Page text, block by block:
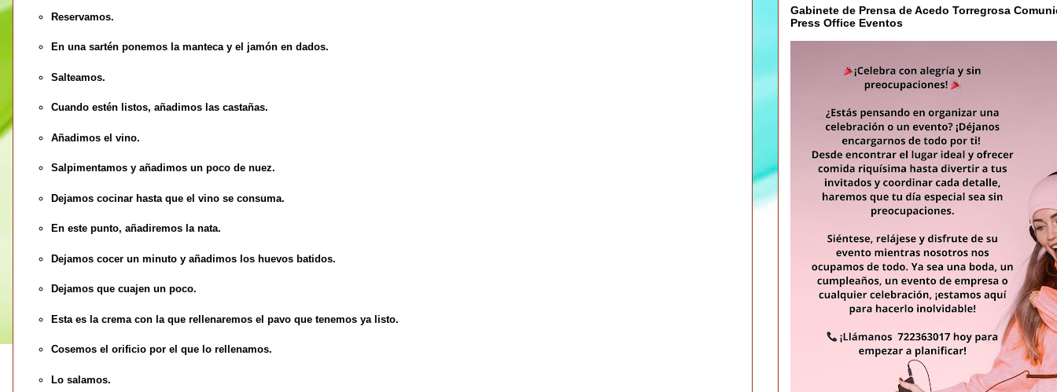
Reservamos.
En una sartén ponemos la manteca y el jamón en dados.
Salteamos.
Cuando estén listos, añadimos las castañas.
Añadimos el vino.
Salpimentamos y añadimos un poco de nuez.
Dejamos cocinar hasta que el vino se consuma.
En este punto, añadiremos la nata.
Dejamos cocer un minuto y añadimos los huevos batidos.
Dejamos que cuajen un poco.
Esta es la crema con la que rellenaremos el pavo que tenemos ya listo.
Cosemos el orificio por el que lo rellenamos.
Lo salamos.
Gabinete de Prensa de Acedo Torregrosa
Press Office Eventos